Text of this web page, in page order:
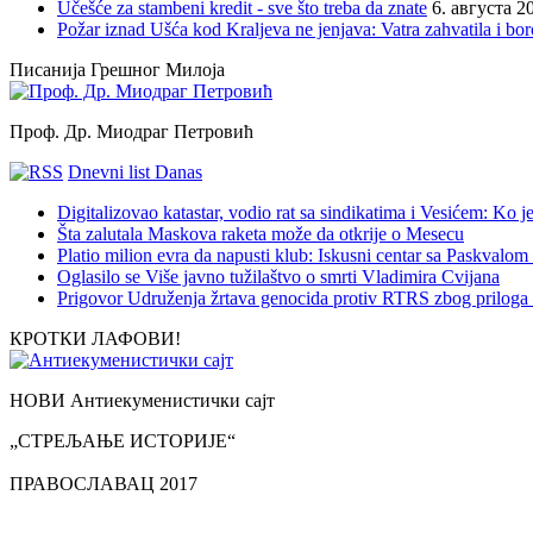
Прослава Нове године као национални празник!?
Posted 8 година ago
Министарство за науку и културу Владе ФНРЈ доставило је
„Ових дана дискутовало се у министарству за науку и
Read More
Митрополит Амфилохије и даље празнослови….
Каква су то тешка, болна и парадоксална времена настала
празнослови?...Тај митрополит мора да је…
Učešće za stambeni kredit - sve što treba da znate 6. августа
Požar iznad Ušća kod Kraljeva ne jenjava: Vatra zahvatila i
Писанија Грешног Милоја
Проф. Др. Миодраг Петровић
Dnevni list Danas
Digitalizovao katastar, vodio rat sa sindikatima i Vesićem: Ko
Šta zalutala Maskova raketa može da otkrije o Mesecu
Platio milion evra da napusti klub: Iskusni centar sa
Oglasilo se Više javno tužilaštvo o smrti Vladimira Cvijana
Prigovor Udruženja žrtava genocida protiv RTRS zbog
КРОТКИ ЛАФОВИ!
НОВИ Антиекуменистички сајт
„СТРЕЉАЊЕ ИСТОРИЈЕ“
ПРАВОСЛАВАЦ 2017